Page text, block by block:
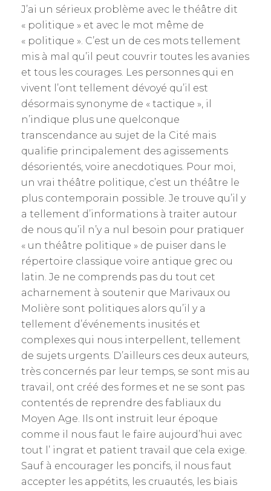
J’ai un sérieux problème avec le théâtre dit
« politique » et avec le mot même de
« politique ». C’est un de ces mots tellement
mis à mal qu’il peut couvrir toutes les avanies
et tous les courages. Les personnes qui en
vivent l’ont tellement dévoyé qu’il est
désormais synonyme de « tactique », il
n’indique plus une quelconque
transcendance au sujet de la Cité mais
qualifie principalement des agissements
désorientés, voire anecdotiques. Pour moi,
un vrai théâtre politique, c’est un théâtre le
plus contemporain possible. Je trouve qu’il y
a tellement d’informations à traiter autour
de nous qu’il n’y a nul besoin pour pratiquer
« un théâtre politique » de puiser dans le
répertoire classique voire antique grec ou
latin. Je ne comprends pas du tout cet
acharnement à soutenir que Marivaux ou
Molière sont politiques alors qu’il y a
tellement d’événements inusités et
complexes qui nous interpellent, tellement
de sujets urgents. D’ailleurs ces deux auteurs,
très concernés par leur temps, se sont mis au
travail, ont créé des formes et ne se sont pas
contentés de reprendre des fabliaux du
Moyen Age. Ils ont instruit leur époque
comme il nous faut le faire aujourd’hui avec
tout l’ ingrat et patient travail que cela exige.
Sauf à encourager les poncifs, il nous faut
accepter les appétits, les cruautés, les biais